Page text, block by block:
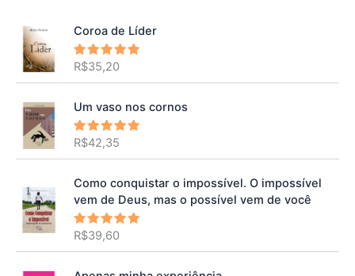
Coroa de Líder
Avaliação
de 5
R$35,20
Um vaso nos cornos
Avaliação
de 5
R$42,35
Como conquistar o impossível. O impossível
vem de Deus, mas o possível vem de você
Avaliação
R$39,60